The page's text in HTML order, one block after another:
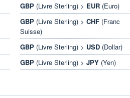
GBP (Livre Sterling) > EUR (Euro)
GBP (Livre Sterling) >CHF (Franc
Suisse)
GBP (Livre Sterling) > USD (Dollar)
GBP (Livre Sterling) >JPY (Yen)